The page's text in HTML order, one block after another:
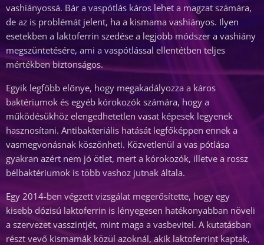
vashiányossá. Bár a vaspótlás káros lehet a magzat számára,
de az is problémát jelent, ha a kismama vashiányos. Ilyen
esetekben a laktoferrin szedése a legjobb módszer a vashiány
megszüntetésére, ami a vaspótlással ellentétben teljes
mértékben biztonságos.
Egyik legfőbb előnye, hogy megakadályozza a káros
baktériumok és egyéb kórokozók számára, hogy a
működésükhöz elengedhetetlen vasat képesek legyenek
hasznosítani. Antibakteriális hatását legfőképpen ennek a
vasmegvonásnak köszönheti. Közvetlenül a vas pótlása
gyakran azért nem jó ötlet, mert a kórokozók, illetve a rossz
bélbaktériumok is több vashoz jutnak általa.
Egy 2014-ben végzett vizsgálat megerősítette, hogy egy
kisebb dózisú laktoferrin is lényegesen hatékonyabban növeli
a szervezet vasszintjét, mint maga a vasbevitel. A kutatásban
részt vevő kismamák közül azoknál, akik laktoferrint kaptak,